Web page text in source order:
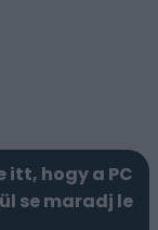
itt, hogy a PC
se maradj le